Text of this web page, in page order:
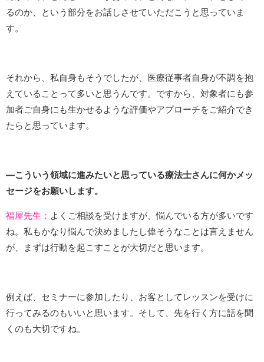
るのか、という部分をお話しさせていただこうと思っていま
す。
それから、私自身もそうでしたが、医療従事者自身が不調を抱
えていることって多いと思うんです。ですから、対象者にも参
加者ご自身にも生かせるような評価やアプローチをご紹介でき
たらと思っています。
―こういう領域に進みたいと思っている療法士さんに何かメッ
セージをお願いします。
福屋先生： よくご相談を受けますが、悩んでいる方が多いです
ね。私もかなり悩んで決めましたし偉そうなことは言えません
が、まずは行動を起こすことが大切だと思います。
例えば、セミナーに参加したり、お客としてレッスンを受けに
行ってみるのもいいと思います。そして、先を行く方に話を聞
くのも大切ですね。